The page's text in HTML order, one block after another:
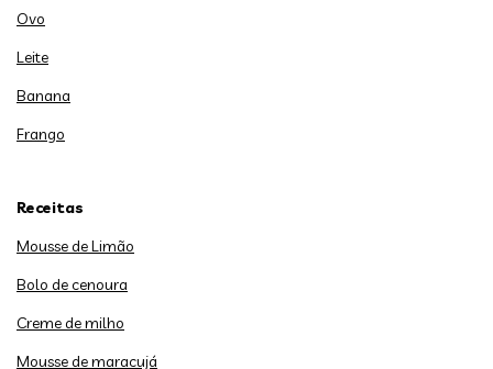
Ovo
Leite
Banana
Frango
Receitas
Mousse de Limão
Bolo de cenoura
Creme de milho
Mousse de maracujá